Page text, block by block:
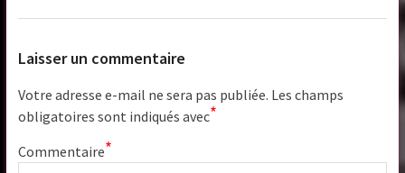
Laisser un commentaire
Votre adresse e-mail ne sera pas publiée. Les champs
obligatoires sont indiqués avec*
Commentaire*